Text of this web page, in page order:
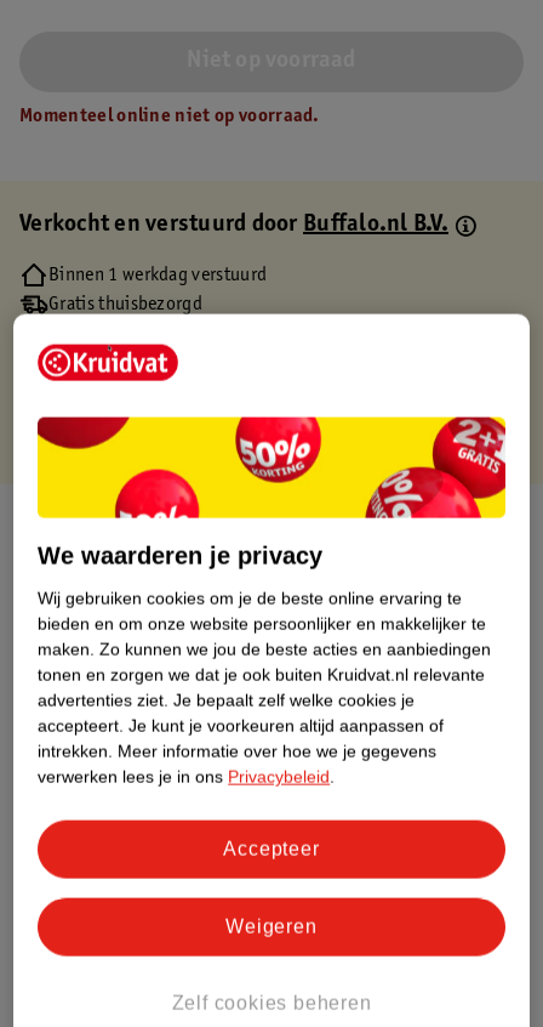
Momenteel online niet op voorraad.
Verkocht en verstuurd doorBuffalo.nl B.V.
Binnen 1 werkdag verstuurd
Gratis thuisbezorgd
Gratis punten met je Kruidvat kaart
Over dit product
Etiketinformatie
Nature Impact Score
Dit product heeft (nog) geen Nature
Impact Score.
Bestel & Bezorginformatie
We waarderen je privacy
Wij gebruiken cookies om je de beste online ervaring te
bieden en om onze website persoonlijker en makkelijker te
maken. Zo kunnen we jou de beste acties en aanbiedingen
tonen en zorgen we dat je ook buiten Kruidvat.nl relevante
advertenties ziet. Je bepaalt zelf welke cookies je
accepteert. Je kunt je voorkeuren altijd aanpassen of
intrekken. Meer informatie over hoe we je gegevens
verwerken lees je in ons Privacybeleid.
Zelf cookies beheren
Weigeren
Accepteer